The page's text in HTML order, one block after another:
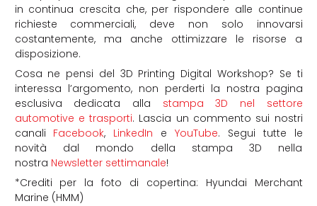
in continua crescita che, per rispondere alle continue
richieste commerciali, deve non solo innovarsi
costantemente, ma anche ottimizzare le risorse a
disposizione.
Cosa ne pensi del 3D Printing Digital Workshop? Se ti
interessa l’argomento, non perderti la nostra pagina
esclusiva dedicata alla stampa 3D nel settore
automotive e trasporti. Lascia un commento sui nostri
canali Facebook, LinkedIn e YouTube. Segui tutte le
novità dal mondo della stampa 3D nella
nostra Newsletter settimanale!
*Crediti per la foto di copertina: Hyundai Merchant
Marine (HMM)